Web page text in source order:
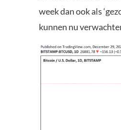
week dan ook als
kunnen nu